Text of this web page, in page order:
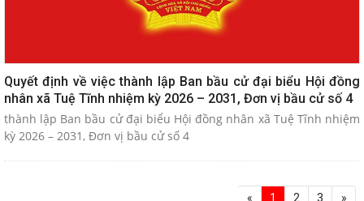
Quyết định về việc thành lập Ban bầu cử đại biểu Hội đồng
nhân xã Tuệ Tĩnh nhiệm kỳ 2026 – 2031, Đơn vị bầu cử số 4
thành lập Ban bầu cử đại biểu Hội đồng nhân xã Tuệ Tĩnh nhiệm
kỳ 2026 – 2031, Đơn vị bầu cử số 4
« 1 2 3 »